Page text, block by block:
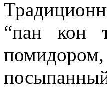
“пан кон